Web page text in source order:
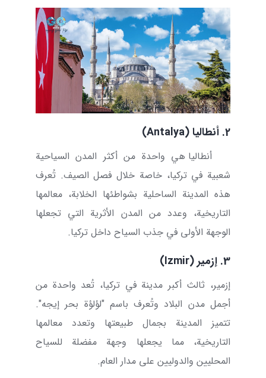
2. أنطاليا ( Antalya
)
أنطاليا هي واحدة من أكثر المدن السياحية
شعبية في تركيا، خاصة خلال فصل الصيف. تُعرف
هذه المدينة الساحلية بشواطئها الخلابة، معالمها
التاريخية، وعدد من المدن الأثرية التي تجعلها
الوجهة الأولى في جذب السياح داخل تركيا.
3. إزمير ( Izmir
)
إزمير، ثالث أكبر مدينة في تركيا، تُعد واحدة من
أجمل مدن البلاد وتُعرف باسم "لؤلؤة بحر إيجه".
تتميز المدينة بجمال طبيعتها وتعدد معالمها
التاريخية، مما يجعلها وجهة مفضلة للسياح
المحليين والدوليين على مدار العام.